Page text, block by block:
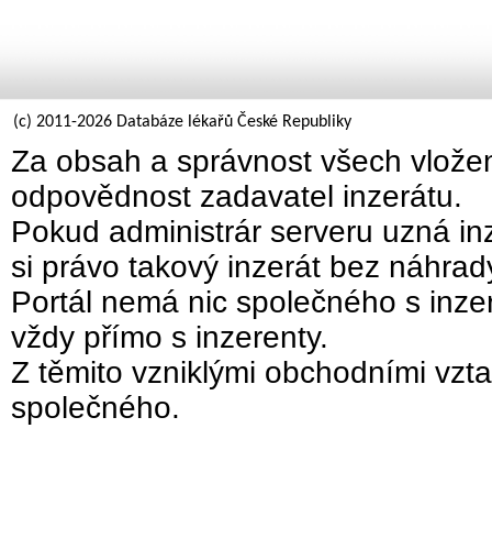
(c) 2011-2026 Databáze lékařů České Republiky
Za obsah a správnost všech
odpovědnost zadavatel inzerátu.
Pokud administrár serveru uzná
si právo takový inzerát bez
Portál nemá nic společného s
vždy přímo s inzerenty.
Z těmito vzniklými obchodními
společného.